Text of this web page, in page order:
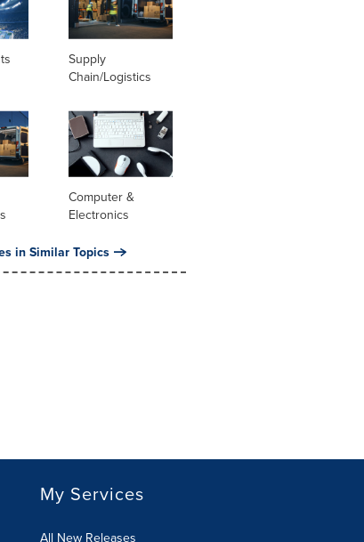
Supply
Chain/Logistics
Computer &
Electronics
in Similar Topics
My Services
All New Releases